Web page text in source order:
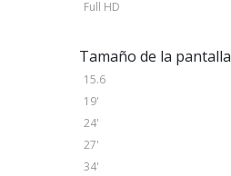
Full HD
Tamaño de la pantalla
15.6
19'
24'
27'
34'